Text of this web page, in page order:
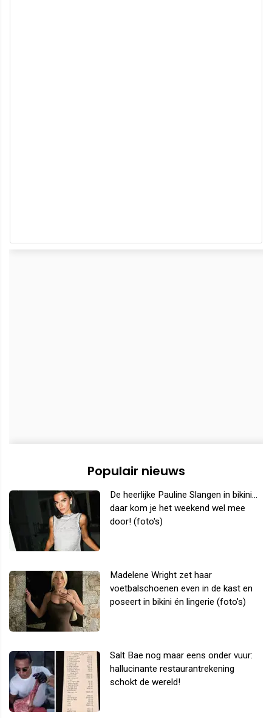
Populair nieuws
De heerlijke Pauline Slangen in bikini...
daar kom je het weekend wel mee
door! (foto's)
Madelene Wright zet haar
voetbalschoenen even in de kast en
poseert in bikini én lingerie (foto's)
Salt Bae nog maar eens onder vuur:
hallucinante restaurantrekening
schokt de wereld!